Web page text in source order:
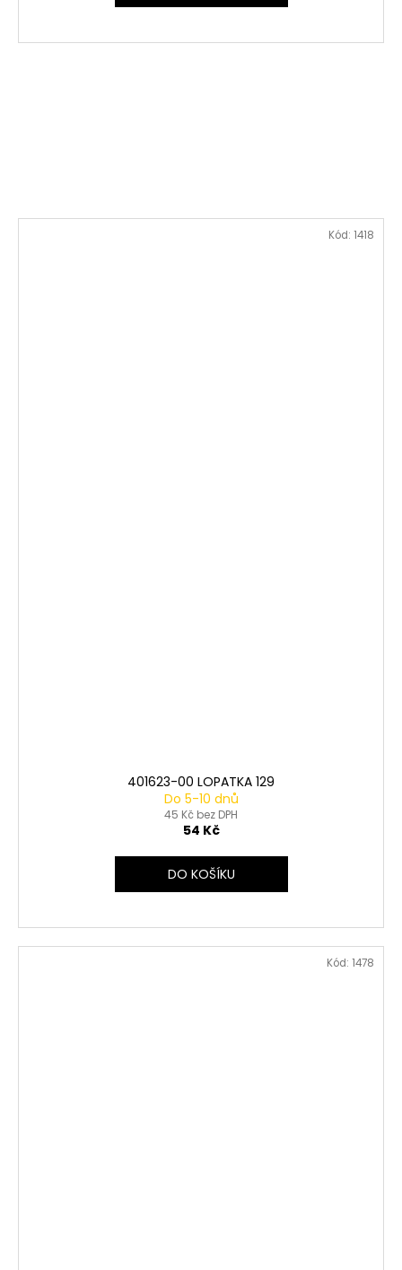
401623-00 LOPATKA 129
Do 5-10 dnů
45 Kč bez DPH
54 Kč
DO KOŠÍKU
Kód: 1418
Kód: 1478